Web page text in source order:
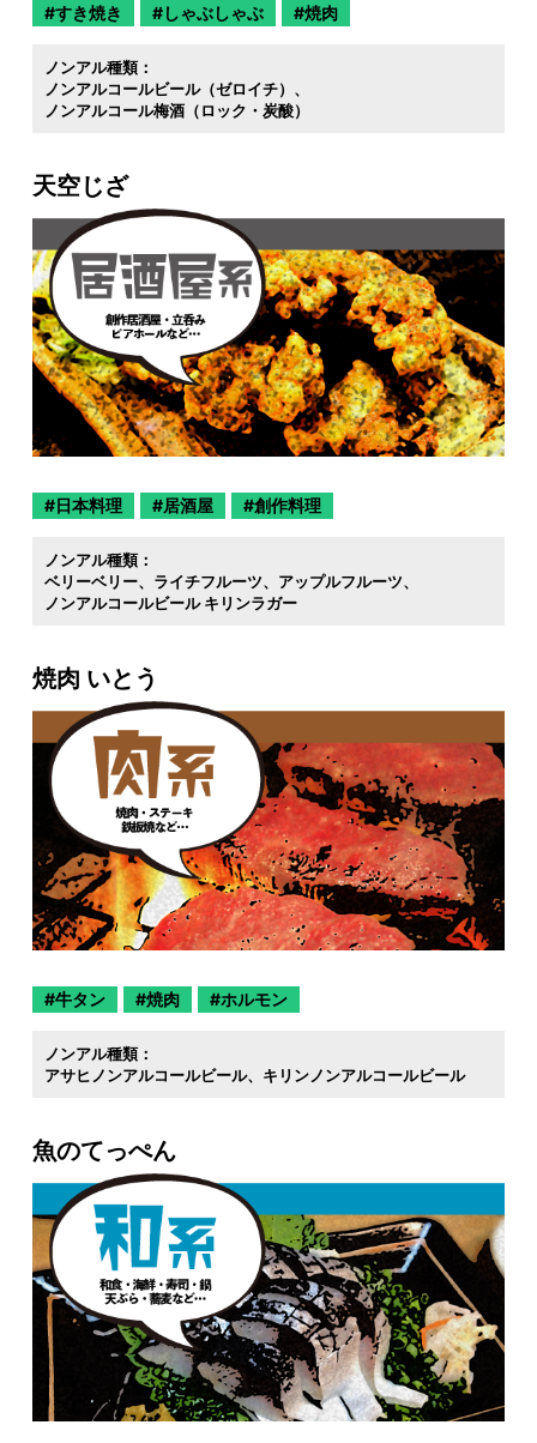
すき焼き しゃぶしゃぶ 焼肉
ノンアル種類：
ノンアルコールビール（ゼロイチ）
ノンアルコール梅酒（ロック・炭酸）
天空じざ
日本料理 居酒屋 創作料理
ノンアル種類：
ベリーベリー
ライチフルーツ
アップルフルーツ
ノンアルコールビール キリンラガー
焼肉 いとう
牛タン 焼肉 ホルモン
ノンアル種類：
アサヒノンアルコールビール
キリンノンアルコールビール
魚のてっぺん